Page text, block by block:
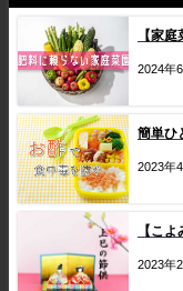
【家
2024年
簡単ひ
2023年
【こ
2023年